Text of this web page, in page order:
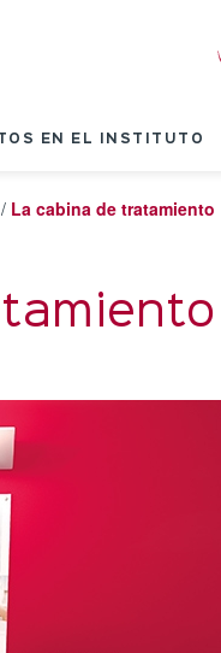
EN EL INSTITUTO
/ La cabina de tratamiento